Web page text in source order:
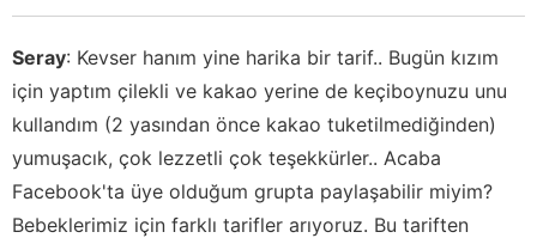
Seray: Kevser hanım yine harika bir tarif.. Bugün kızım
için yaptım çilekli ve kakao yerine de keçiboynuzu unu
kullandım (2 yasından önce kakao tuketilmediğinden)
yumuşacık, çok lezzetli çok teşekkürler.. Acaba
Facebook'ta üye olduğum grupta paylaşabilir miyim?
Bebeklerimiz için farklı tarifler arıyoruz. Bu tariften